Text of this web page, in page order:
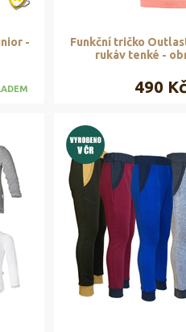
-
Funkční tričko
rukáv tenké -
490 Kč